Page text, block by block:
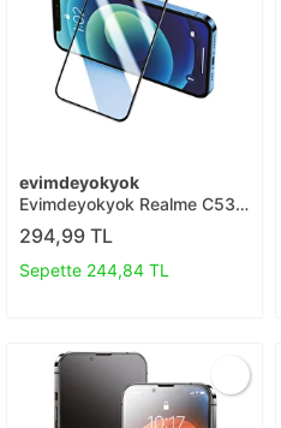
evimdeyokyok
Evimdeyokyok Realme C53
3d Antistatik Seramik Nano
Ekran Koruyucu T20
294,99 TL
Sepette 244,84 TL